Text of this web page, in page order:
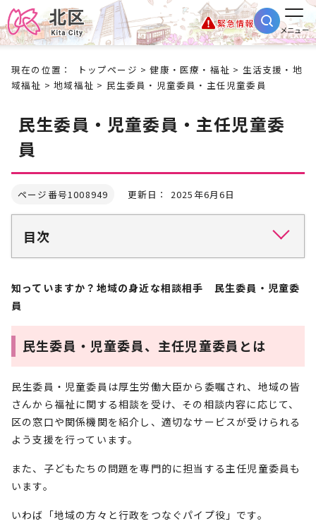
緊急情報
メニュー
現在の位置： トップページ >健康・医療・福祉 > 生活支援・地
域福祉 >地域福祉 > 民生委員・児童委員・主任児童委員
民生委員・児童委員・主任児童委
員
ページ番号1008949 更新日： 2025年6月6日
目次
知っていますか？地域の身近な相談相手 民生委員・児童委
員
民生委員・児童委員、主任児童委員とは
民生委員・児童委員は厚生労働大臣から委嘱され、地域の皆
さんから福祉に関する相談を受け、その相談内容に応じて、
区の窓口や関係機関を紹介し、適切なサービスが受けられる
よう支援を行っています。
また、子どもたちの問題を専門的に担当する主任児童委員も
います。
いわば「地域の方々と行政をつなぐパイプ役」です。